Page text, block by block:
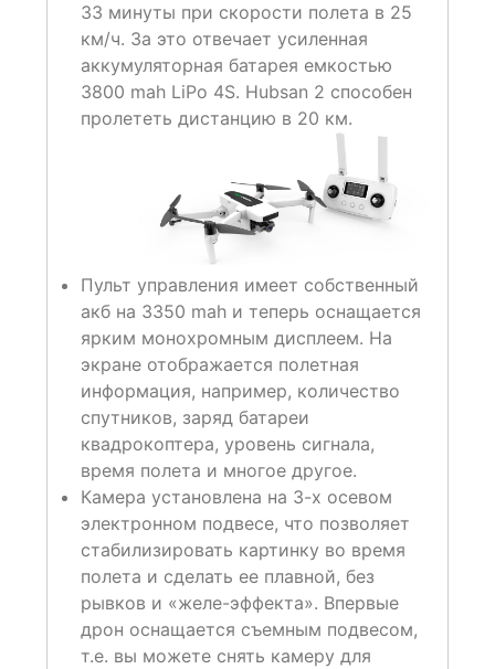
33 минуты при скорости полета в 25
км/ч. За это отвечает усиленная
аккумуляторная батарея емкостью
3800 mah LiPo 4S. Hubsan 2 способен
пролететь дистанцию в 20 км.
Пульт управления имеет собственный
акб на 3350 mah и теперь оснащается
ярким монохромным дисплеем. На
экране отображается полетная
информация, например, количество
спутников, заряд батареи
квадрокоптера, уровень сигнала,
время полета и многое другое.
Камера установлена на 3-х осевом
электронном подвесе, что позволяет
стабилизировать картинку во время
полета и сделать ее плавной, без
рывков и «желе-эффекта». Впервые
дрон оснащается съемным подвесом,
т.е. вы можете снять камеру для